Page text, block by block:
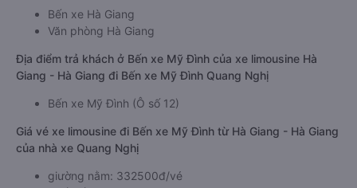
Bến xe Hà Giang
Văn phòng Hà Giang
Địa điểm trả khách ở Bến xe Mỹ Đình của xe limousine Hà
Giang - Hà Giang đi Bến xe Mỹ Đình Quang Nghị
Bến xe Mỹ Đình (Ô số 12)
Giá vé xe limousine đi Bến xe Mỹ Đình từ Hà Giang - Hà Giang
của nhà xe Quang Nghị
giường nằm: 332500đ/vé